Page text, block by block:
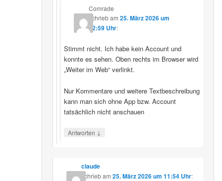
Comrade
schriebam 25. März 2026 um
12:59 Uhr:
Stimmt nicht. Ich habe kein Account und
konnte es sehen. Oben rechts im Browser wird
„Weiter im Web“ verlinkt.
Nur Kommentare und weitere Textbeschreibung
kann man sich ohne App bzw. Account
tatsächlich nicht anschauen
Antworten ↓
claude
schriebam 25. März 2026 um 11:54 Uhr: